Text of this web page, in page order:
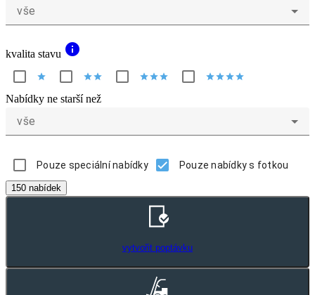
vše
kvalita stavu info
star starstar starstarstar starstarstarstar
Nabídky ne starší než
vše
Pouze speciální nabídky Pouze nabídky s fotkou
150 nabídek
vytvořit poptávku